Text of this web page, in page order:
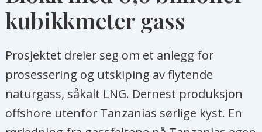
kubikkmeter gass
Prosjektet dreier seg om et anlegg for
prosessering og utskiping av flytende
naturgass, såkalt LNG. Dernest produksjon
offshore utenfor Tanzanias sørlige kyst. En